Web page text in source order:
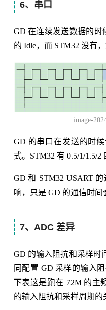
6、串口
GD 在连续发送数据的
的 Idle，而 STM32 没有，
image-
GD 的串口在发送的时
式。STM32 有 0.5/1/1.5/2
GD 和 STM32 USART
响，只是 GD 的通信时间
7、ADC 差异
GD 的输入阻抗和采样时
同配置 GD 采样的输入
下表这是跑在 72M 的主
的输入阻抗和采样周期的